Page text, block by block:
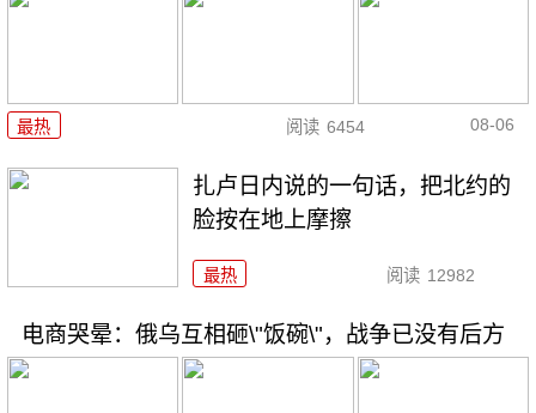
最热 阅读 6454 08-06
扎卢日内说的一句话，把北约的
脸按在地上摩擦
最热 阅读 12982
电商哭晕：俄乌互相砸\"饭碗\"，战争已没有后方